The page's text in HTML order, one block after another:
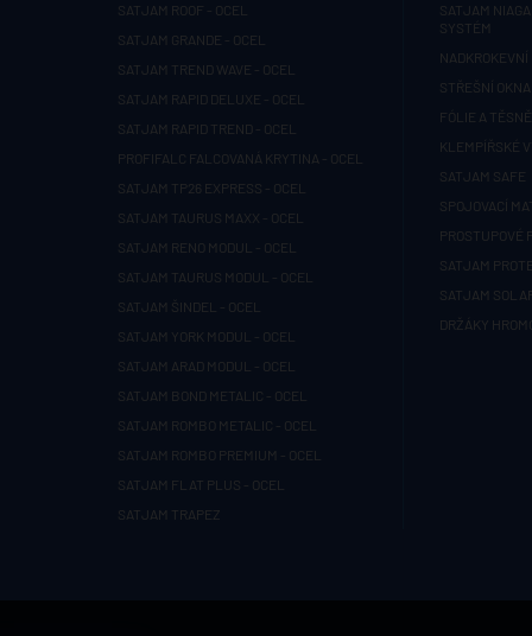
SATJAM ROOF - OCEL
SATJAM GRANDE - OCEL
SATJAM TREND WAVE - OCEL
SATJAM RAPID DELUXE - OCEL
SATJAM RAPID TREND - OCEL
PROFIFALC FALCOVANÁ KRYTINA - OCEL
SATJAM TP26 EXPRESS - OCEL
SATJAM TAURUS MAXX - OCEL
SATJAM RENO MODUL - OCEL
SATJAM TAURUS MODUL - OCEL
SATJAM ŠINDEL - OCEL
SATJAM YORK MODUL - OCEL
SATJAM ARAD MODUL - OCEL
SATJAM BOND METALIC - OCEL
SATJAM ROMBO METALIC - OCEL
SATJAM ROMBO PREMIUM - OCEL
SATJAM FLAT PLUS - OCEL
SATJAM TRAPEZ
SATJAM
SYSTÉM
STŘEŠNÍ
FÓLIE A
KLEMPÍŘSKÉ
SATJAM SAFE
SPOJOVACÍ
PROSTUPOVÉ
SATJAM
SATJAM
DRŽÁKY